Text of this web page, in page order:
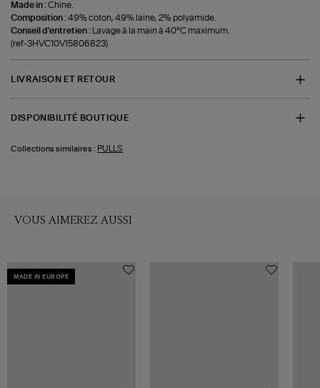
Made in :Chine.
Composition :49% coton, 49% laine, 2% polyamide.
Conseil d'entretien : Lavage à la main à 40°C maximum.
(ref-3HVC10V15806823)
LIVRAISON ET RETOUR
DISPONIBILITÉ BOUTIQUE
Collections similaires : PULLS
VOUS AIMEREZ AUSSI
MADE IN EUROPE